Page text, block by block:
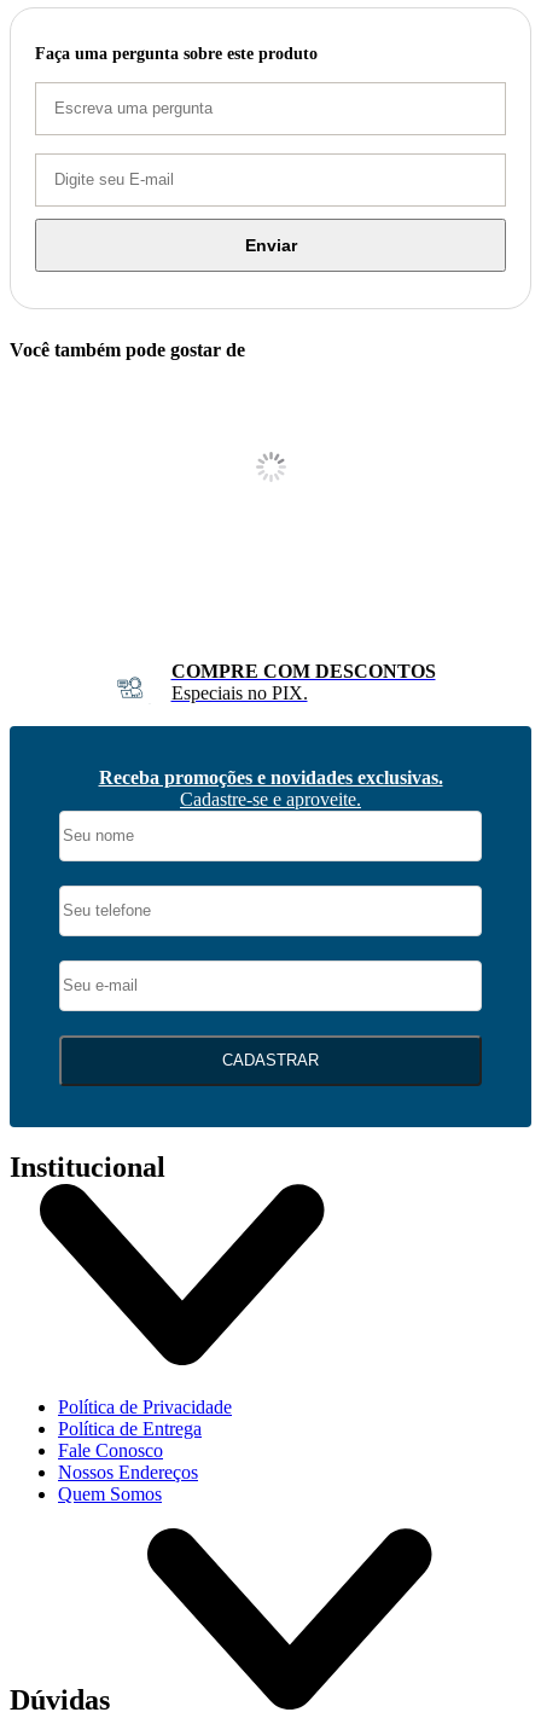
Faça uma pergunta sobre este produto
Enviar
Você também pode gostar de
FRETE RÁPIDO
Sul e Sudeste
Receba promoções e novidades exclusivas.
Cadastre-se e aproveite.
CADASTRAR
Institucional
Política de Privacidade
Política de Entrega
Fale Conosco
Nossos Endereços
Quem Somos
Dúvidas